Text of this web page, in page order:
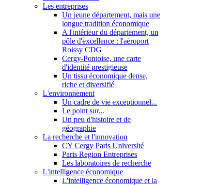
Les entreprises
Un jeune département, mais une
longue tradition économique
A l'intérieur du département, un
pôle d'excellence : l'aéroport
Roissy CDG
Cergy-Pontoise, une carte
d'identité prestigieuse
Un tissu économique dense,
riche et diversifié
L'environnement
Un cadre de vie exceptionnel...
Le point sur...
Un peu d'histoire et de
géographie
La recherche et l'innovation
CY Cergy Paris Université
Paris Region Entreprises
Les laboratoires de recherche
L'intelligence économique
L'intelligence économique et la